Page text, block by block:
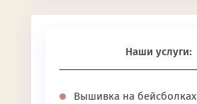
Наши услуги:
Вышивка на бейсболках